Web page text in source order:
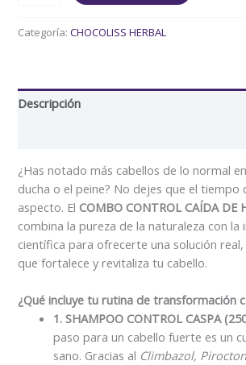
Categoría:CHOCOLISS HERBAL
Descripción
¿Has notado más cabellos de lo normal
ducha o el peine? No dejes que el tiempo
aspecto. El COMBO CONTROL CAÍDA DE
combina la pureza de la naturaleza con la
científica para ofrecerte una solución
que fortalece y revitaliza tu cabello.
¿Qué incluye tu rutina de transformación
1. SHAMPOO CONTROL CASPA
paso para un cabello fuerte es un
sano. Gracias al Climbazol,